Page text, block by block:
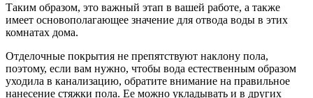
Таким образом, это важный этап в вашей работе, а также
имеет основополагающее значение для отвода воды в этих
комнатах дома.
Отделочные покрытия не препятствуют наклону пола,
поэтому, если вам нужно, чтобы вода естественным образом
уходила в канализацию, обратите внимание на правильное
нанесение стяжки пола. Ее можно укладывать и в других